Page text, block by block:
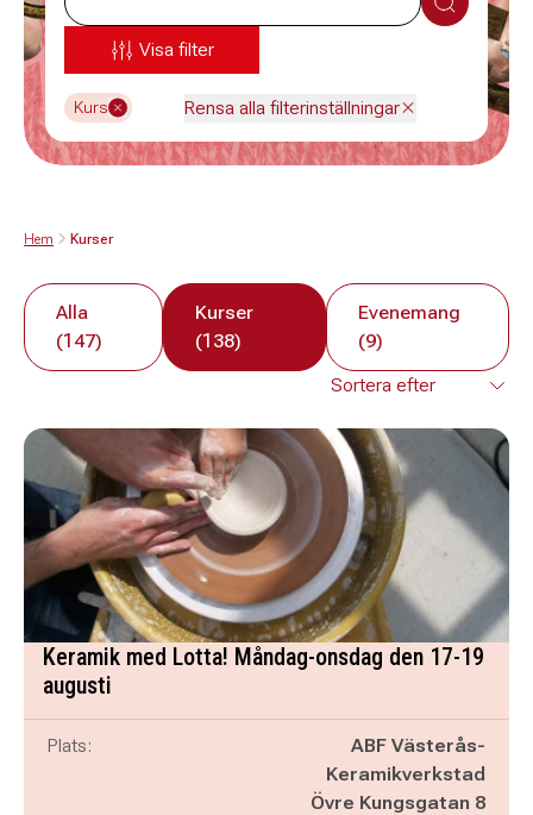
Sök
Visa filter
Kurs Rensa alla filterinställningar
Hem Kurser
Alla
(147)
Kurser
(138)
Evenemang
(9)
Keramik med Lotta! Måndag-onsdag den 17-19
augusti
Plats:
ABF Västerås-
Keramikverkstad
Övre Kungsgatan 8